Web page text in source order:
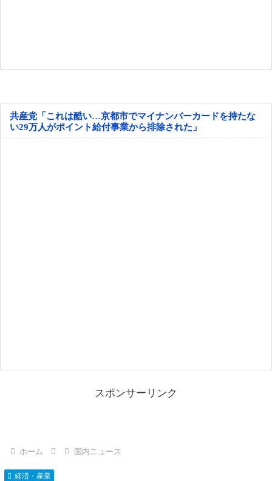
共産党「これは酷い…京都市でマイナンバーカードを持たな
い29万人がポイント給付事業から排除された」
スポンサーリンク
ホーム 国内ニュース
経済・産業